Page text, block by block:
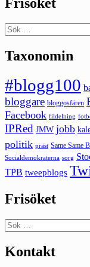
Sök
efter:
Taxonomin
#blogg100
bloggare bloggosfären
Facebook fildelning
IPRed JMW jobb
politik präst Same Same
Socialdemokraterna sorg
TPB tweepblogs
Frisöket
Sök
efter:
Kontakt